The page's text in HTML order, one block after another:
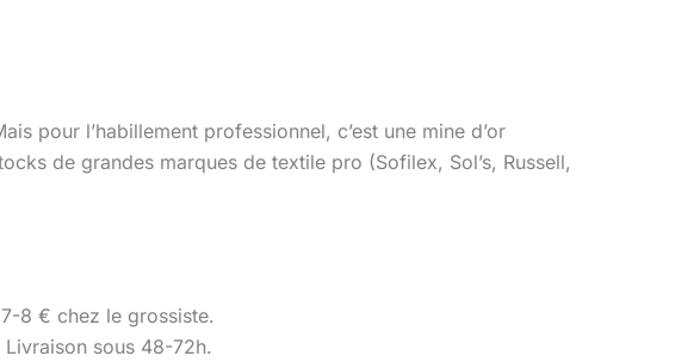
pour l’habillement professionnel, c’est une mine d’or
de grandes marques de textile pro (Sofilex, Sol’s, Russell,
8 € chez le grossiste.
sous 48-72h.